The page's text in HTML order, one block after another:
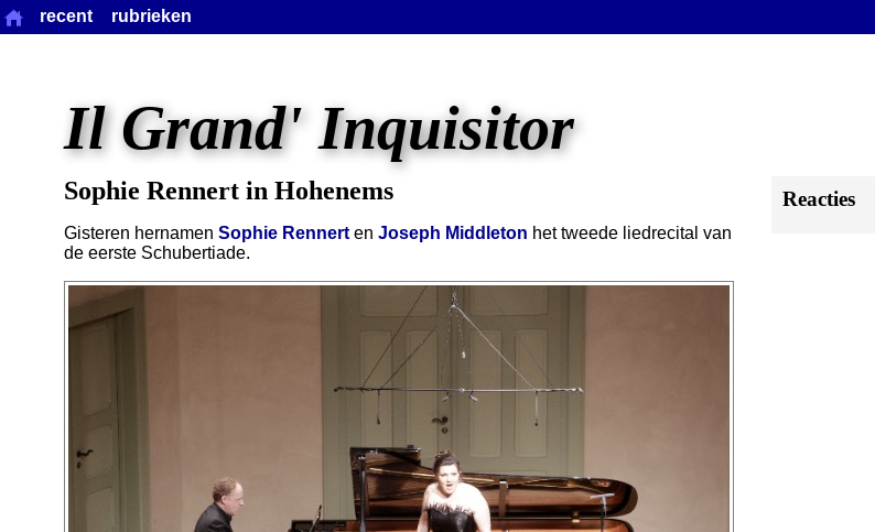
Il Grand' Inquisitor
Sophie Rennert in Hohenems
Gisteren hernamen Sophie Rennert en Joseph Middleton het tweede liedrecital van
de eerste Schubertiade.
Reacties
recent rubrieken